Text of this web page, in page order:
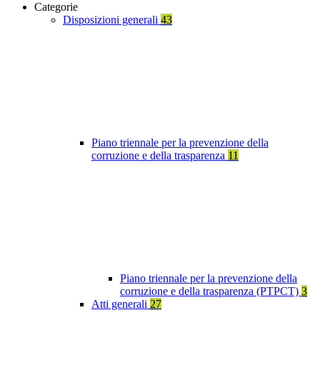
Categorie
Disposizioni generali 43
Piano triennale per la prevenzione della
corruzione e della trasparenza 11
Piano triennale per la prevenzione della
corruzione e della trasparenza (PTPCT) 3
Atti generali 27